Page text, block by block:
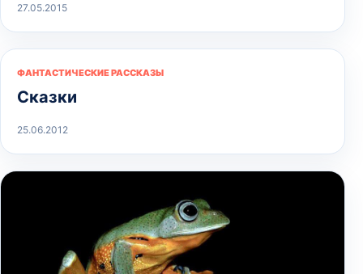
27.05.2015
ФАНТАСТИЧЕСКИЕ РАССКАЗЫ
Сказки
25.06.2012